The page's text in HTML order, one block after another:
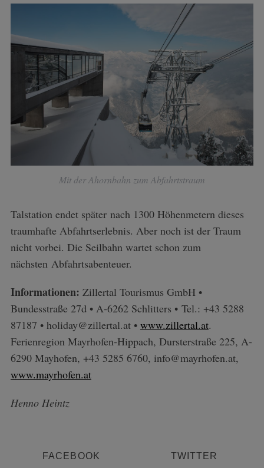
Mit der Ahornbahn zum Abfahrtstraum
Talstation endet später nach 1300 Höhenmetern dieses
traumhafte Abfahrtserlebnis. Aber noch ist der Traum
nicht vorbei. Die Seilbahn wartet schon zum
nächsten Abfahrtsabenteuer.
Informationen: Zillertal Tourismus GmbH •
Bundesstraße 27d • A-6262 Schlitters • Tel.: +43 5288
87187 • holiday@zillertal.at • www.zillertal.at.
Ferienregion Mayrhofen-Hippach, Dursterstraße 225, A-
6290 Mayhofen, +43 5285 6760, info@mayrhofen.at,
www.mayrhofen.at
Henno Heintz
FACEBOOK TWITTER